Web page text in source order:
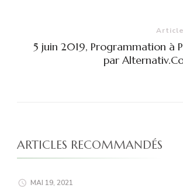
5 juin 2019, Programmation à
par
ARTICLES RECOMMANDÉS
MAI 19, 2021